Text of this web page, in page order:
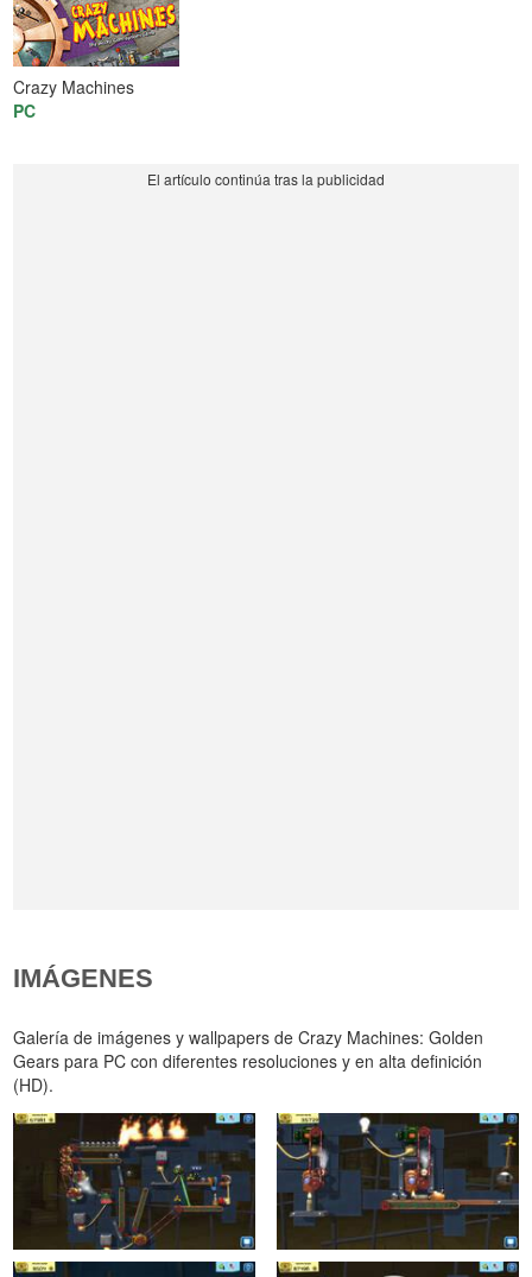
Crazy Machines
PC
IMÁGENES
Galería de imágenes y wallpapers de Crazy Machines: Golden
Gears para PC con diferentes resoluciones y en alta definición
(HD).